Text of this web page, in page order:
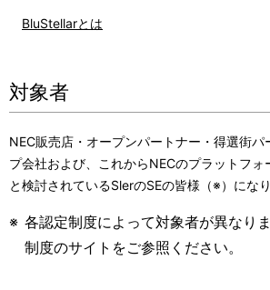
BluStellarとは
対象者
NEC販売店・オープンパートナー・得選街パ
プ会社および、これからNECのプラットフォ
と検討されているSlerのSEの皆様（※）になり
※ 各認定制度によって対象者が異なり
制度のサイトをご参照ください。